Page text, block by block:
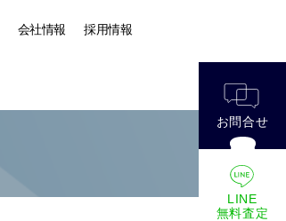
会社情報 採用情報
お問合せ
LINE
無料査定